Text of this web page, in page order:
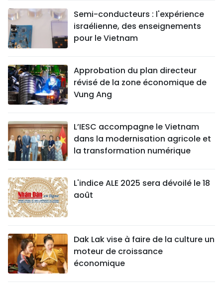
Semi-conducteurs : l'expérience
israélienne, des enseignements
pour le Vietnam
Approbation du plan directeur
révisé de la zone économique de
Vung Ang
L’IESC accompagne le Vietnam
dans la modernisation agricole et
la transformation numérique
L'indice ALE 2025 sera dévoilé le 18
août
Dak Lak vise à faire de la culture un
moteur de croissance
économique